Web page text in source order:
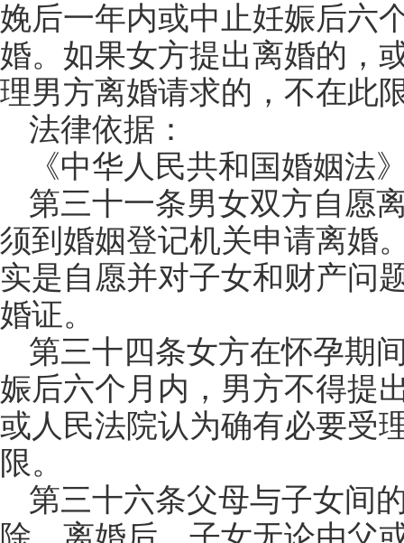
娩后一年内或中止妊娠后六
婚。如果女方提出离婚的，
理男方离婚请求的，不在此
法律依据：
《中华人民共和国婚姻法
第三十一条男女双方自愿
须到婚姻登记机关申请离婚
实是自愿并对子女和财产问
婚证。
第三十四条女方在怀孕期
娠后六个月内，男方不得提
或人民法院认为确有必要受
限。
第三十六条父母与子女间